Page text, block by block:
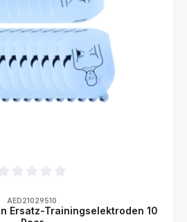
AED21029510
Ersatz-Trainingselektroden 10